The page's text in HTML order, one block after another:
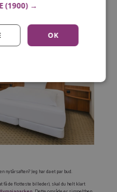
nytårsaften? Jeg har da et par bud.
få de flotteste billeder), skal du helt klart
hvad der inspirerer dig
(1900) →
OK